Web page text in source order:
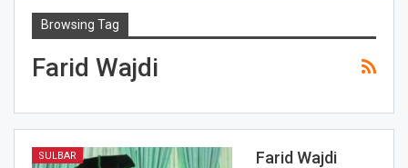
Browsing Tag
Farid Wajdi
SULBAR
Farid Wajdi